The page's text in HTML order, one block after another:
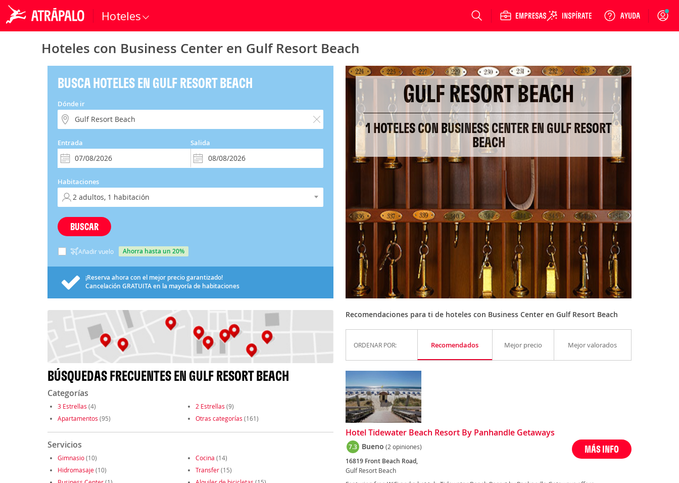
Hoteles Login
Hoteles con Business Center en Gulf Resort Beach
BUSCA HOTELES EN GULF RESORT BEACH
Dónde ir
Entrada Salida
Habitaciones
BUSCAR
Añadir vuelo ahorra hasta un 20%
¡Reserva ahora con el mejor precio garantizado!
Cancelación GRATUITAen la mayoría de habitaciones
BÚSQUEDAS FRECUENTES EN GULF RESORT BEACH
Categorías
3 Estrellas (4) 2 Estrellas (9)
Apartamentos (95) Otras categorías (161)
Servicios
Gimnasio(10) Cocina (14)
Hidromasaje(10) Transfer(15)
GULF RESORT BEACH
1 HOTELES CON BUSINESS CENTER EN GULF RESORT
BEACH
Recomendaciones para ti de hoteles con Business Center en Gulf Resort Beach
ORDENAR POR: Recomendados Mejor precio Mejor valorados
Hotel Tidewater Beach Resort By Panhandle Getaways
7.3 Bueno (2 opiniones)
16819 Front Beach Road,
Gulf Resort Beach
MÁS INFO